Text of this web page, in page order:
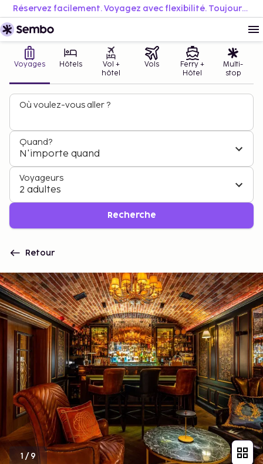
Réservez facilement. Voyagez avec flexibilité. Toujours au meilleur prix.
Voyages Hôtels
Vol +
hôtel
Vols
Ferry +
Hôtel
Multi-
stop
Où voulez-vous aller ?
Quand?
N'importe quand
Voyageurs
2 adultes
Recherche
Retour
1 /9